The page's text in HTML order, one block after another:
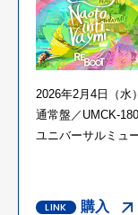
2026年2月4日（水
通常盤／UMCK-
ユニバーサルミュ
購入